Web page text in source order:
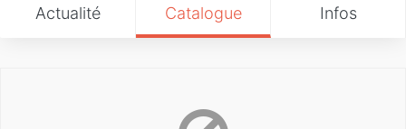
Actualité Catalogue Infos